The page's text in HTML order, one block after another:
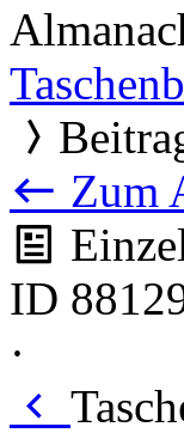
Zum
ID
·